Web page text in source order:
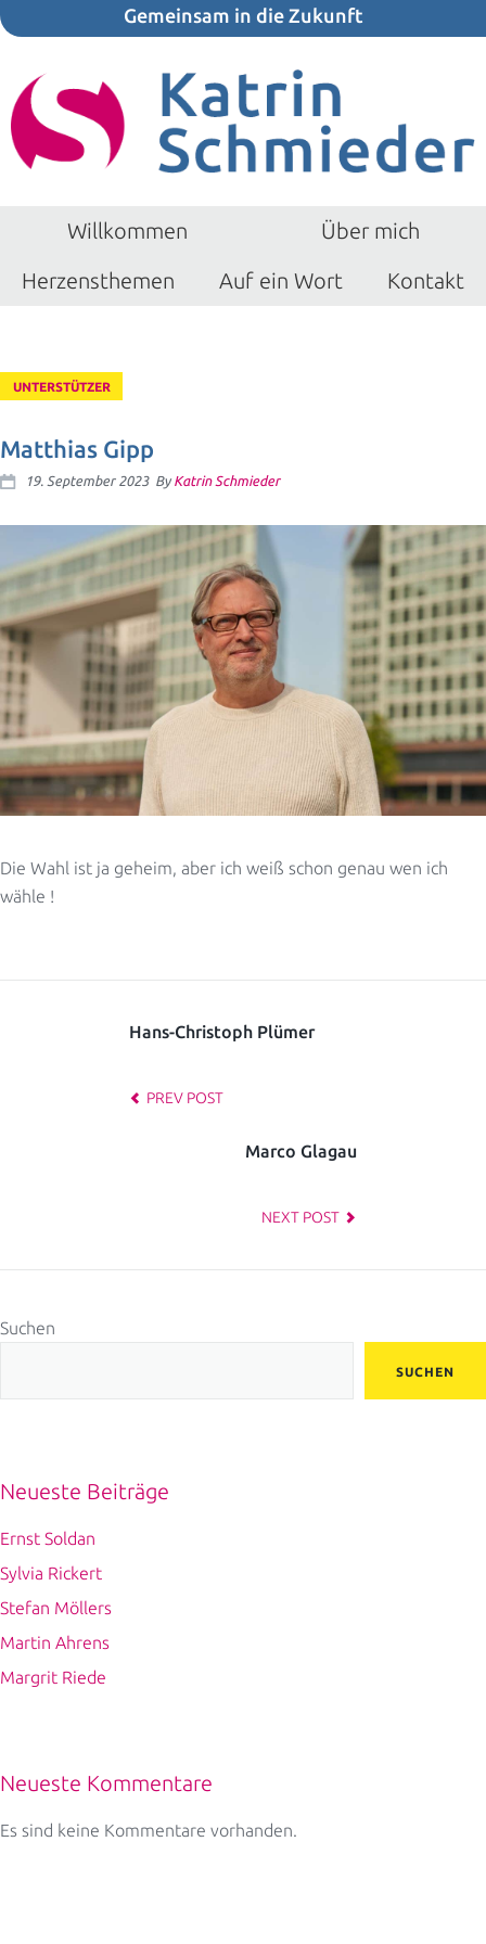
Gemeinsam in die Zukunft
Willkommen
Über mich
Herzensthemen
Auf ein Wort Kontakt
UNTERSTÜTZER
Matthias Gipp
19. September 2023 ByKatrin Schmieder
Die Wahl ist ja geheim, aber ich weiß schon genau wen ich
wähle !
Hans-Christoph Plümer
PREV POST
Marco Glagau
NEXT POST
Suchen
SUCHEN
Neueste Beiträge
Ernst Soldan
Sylvia Rickert
Stefan Möllers
Martin Ahrens
Margrit Riede
Neueste Kommentare
Es sind keine Kommentare vorhanden.